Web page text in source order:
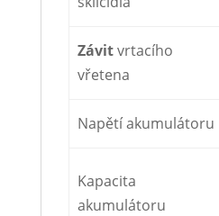
Závitvrtacího
vřetena
Napětí akumulátoru
Kapacita
akumulátoru